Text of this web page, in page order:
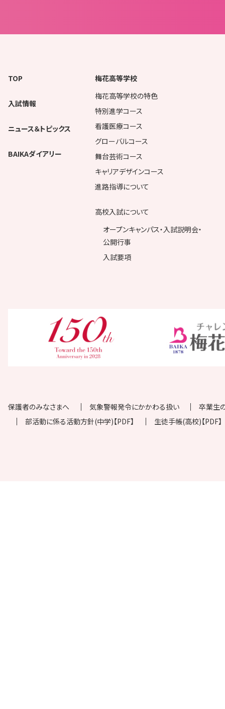
TOP
入試情報
ニュース＆トピックス
BAIKAダイアリー
梅花高等学校
梅花高等学校の特色
特別進学コース
看護医療コース
グローバルコース
舞台芸術コース
キャリアデザインコース
進路指導について
高校入試について
オープンキャンパス・入試説明会・
公開行事
入試要項
保護者のみなさまへ 気象警報発令にかかわる扱い
卒業生
部活動に係る活動方針(中学)【PDF】
生徒手帳(高校)【PDF】